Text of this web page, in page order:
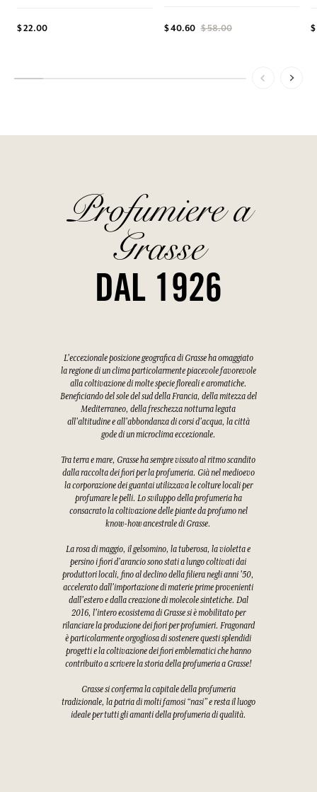
$ 22.00 $ 40.60 $ 58.00
Profumiere a
Grasse
DAL 1926
L'eccezionale posizione geografica di Grasse ha omaggiato
la regione di un clima particolarmente piacevole favorevole
alla coltivazione di molte specie floreali e aromatiche.
Beneficiando del sole del sud della Francia, della mitezza del
Mediterraneo, della freschezza notturna legata
all'altitudine e all'abbondanza di corsi d'acqua, la città
gode di un microclima eccezionale.
Tra terra e mare, Grasse ha sempre vissuto al ritmo scandito
dalla raccolta dei fiori per la profumeria. Già nel medioevo
la corporazione dei guantai utilizzava le colture locali per
profumare le pelli. Lo sviluppo della profumeria ha
consacrato la coltivazione delle piante da profumo nel
know-how ancestrale di Grasse.
La rosa di maggio, il gelsomino, la tuberosa, la violetta e
persino i fiori d'arancio sono stati a lungo coltivati dai
produttori locali, fino al declino della filiera negli anni '50,
accelerato dall'importazione di materie prime provenienti
dall'estero e dalla creazione di molecole sintetiche. Dal
2016, l'intero ecosistema di Grasse si è mobilitato per
rilanciare la produzione dei fiori per profumieri. Fragonard
è particolarmente orgogliosa di sostenere questi splendidi
progetti e la coltivazione dei fiori emblematici che hanno
contribuito a scrivere la storia della profumeria a Grasse!
Grasse si conferma la capitale della profumeria
tradizionale, la patria di molti famosi “nasi” e resta il luogo
ideale per tutti gli amanti della profumeria di qualità.